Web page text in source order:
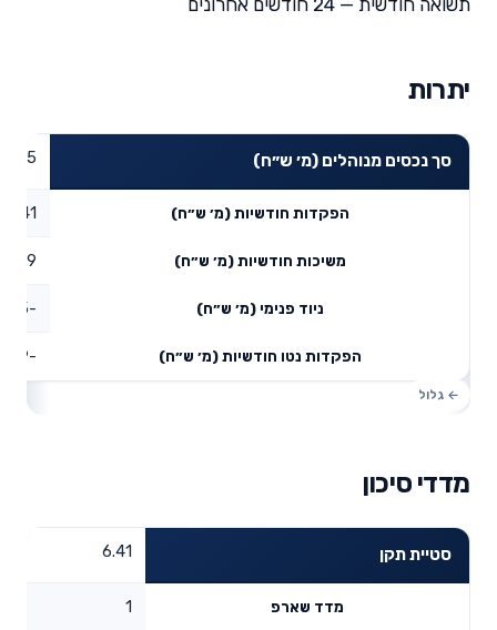
יתרות
סך נכסים מנוהלים (מ׳ ש״ח)
הפקדות חודשיות (מ׳ ש״ח) 1.41
משיכות חודשיות (מ׳ ש״ח) 0.9
ניוד פנימי (מ׳ ש״ח) -1.5
הפקדות נטו חודשיות (מ׳ ש״ח) -0.99
מדדי סיכון
סטיית תקן 6.41
מדד שארפ 1